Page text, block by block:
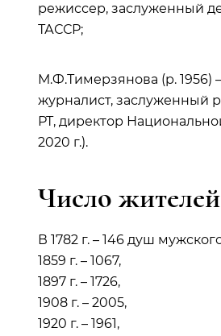
режиссер, заслуженный
ТАССР;
М.Ф.Тимерзянова (р. 1956)
журналист, заслуженный
РТ, директор
2020 г.).
Число жителей
В 1782 г. – 146 душ
1859 г. – 1067,
1897 г. – 1726,
1908 г. – 2005,
1920 г. – 1961,